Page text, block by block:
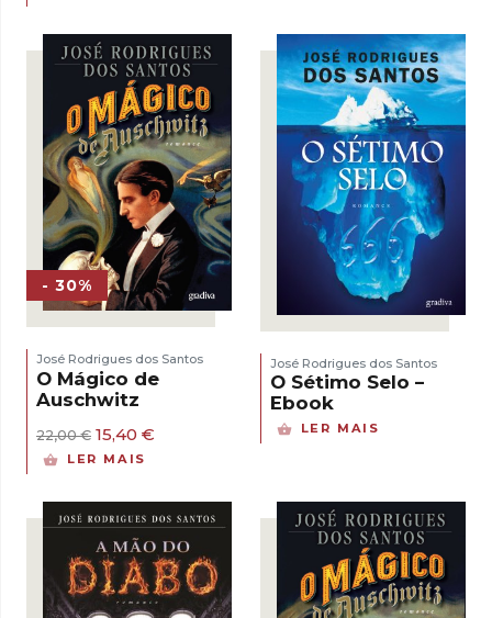
22,00 €.15,40 €.
- 30%
José Rodrigues dos Santos
O Mágico de
Auschwitz
22,00€ O
preço
22,00 €.
15,40 €
15,40 €.
LER MAIS
José Rodrigues dos Santos
O Sétimo Selo –
Ebook
LER MAIS